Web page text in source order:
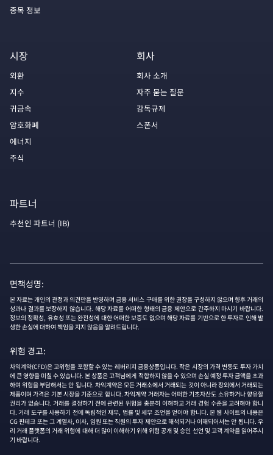
종목 정보
시장
외환
지수
귀금속
암호화폐
에너지
주식
회사
회사 소개
자주 묻는 질문
감독규제
스폰서
파트너
추천인 파트너 (IB)
면책성명:
본 자료는 개인의 관정과 의견만을 반영하며 금융 서비스 구매를 위한 권장을 구성하지 않으며 향후 거래의
성과나 결과를 보장하지 않습니다. 해당 자료를 어떠한 형태의 금융 제안으로 간주하지 마시기 바랍니다.
정보의 정확성, 유효성 또는 완전성에 대한 어떠한 보증도 없으며 해당 자료를 기반으로 한 투자로 인해 발
생한 손실에 대하여 책임을 지지 않음을 알려드립니다.
위험 경고:
차익계약(CFD)은 고위험을 포함할 수 있는 레버리지 금융상품입니다. 작은 시장의 가격 변동도 투자 가치
에 큰 영향을 미칠 수 있습니다. 본 상품은 고객님에게 적합하지 않을 수 있으며 손실 예정 투자 금액을 초과
하여 위험을 부담해서는 안 됩니다. 차익계약은 모든 거래소에서 거래되는 것이 아니라 장외에서 거래되는
제품이며 가격은 기본 시장을 기준으로 합니다. 차익계약 거래자는 어떠한 기초자산도 소유하거나 향유할
권리가 없습니다. 거래를 결정하기 전에 관련된 위험을 충분히 이해하고 거래 경험 수준을 고려해야 합니
다. 거래 도구를 사용하기 전에 독립적인 재무, 법률 및 세무 조언을 얻어야 합니다. 본 웹 사이트의 내용은
CG 핀테크 또는 그 계열사, 이사, 임원 또는 직원의 투자 제안으로 해석되거나 이해되어서는 안 됩니다. 우
리 거래 플랫폼의 거래 위험에 대해 더 많이 이해하기 위해 위험 공개 및 승인 선언 및 고객 계약을 읽어주시
기 바랍니다.